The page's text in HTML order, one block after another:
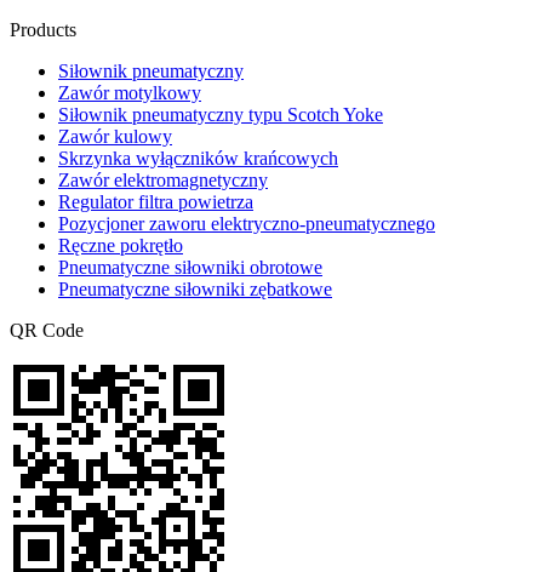
Products
Siłownik pneumatyczny
Zawór motylkowy
Siłownik pneumatyczny typu Scotch Yoke
Zawór kulowy
Skrzynka wyłączników krańcowych
Zawór elektromagnetyczny
Regulator filtra powietrza
Pozycjoner zaworu elektryczno-pneumatycznego
Ręczne pokrętło
Pneumatyczne siłowniki obrotowe
Pneumatyczne siłowniki zębatkowe
QR Code